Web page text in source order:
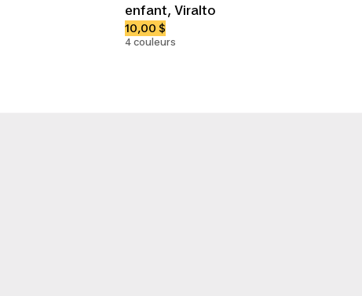
enfant, Viralto
10,00 $
4 couleurs